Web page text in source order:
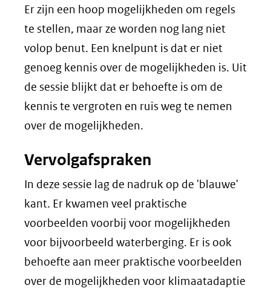
Er zijn een hoop mogelijkheden om regels
te stellen, maar ze worden nog lang niet
volop benut. Een knelpunt is dat er niet
genoeg kennis over de mogelijkheden is. Uit
de sessie blijkt dat er behoefte is om de
kennis te vergroten en ruis weg te nemen
over de mogelijkheden.
Vervolgafspraken
In deze sessie lag de nadruk op de 'blauwe'
kant. Er kwamen veel praktische
voorbeelden voorbij voor mogelijkheden
voor bijvoorbeeld waterberging. Er is ook
behoefte aan meer praktische voorbeelden
over de mogelijkheden voor klimaatadaptie